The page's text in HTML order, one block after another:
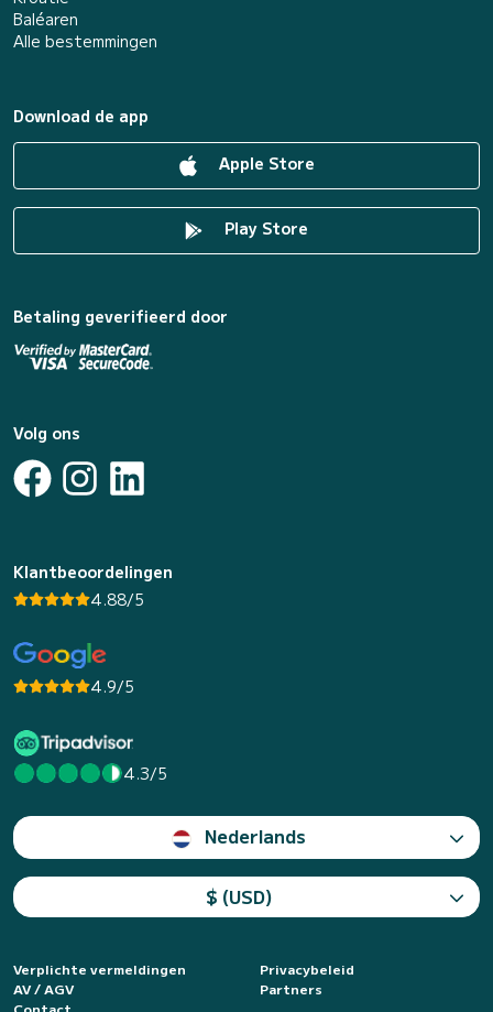
Baléaren
Alle bestemmingen
Download de app
Apple Store
Play Store
Betaling geverifieerd door
Volg ons
Klantbeoordelingen
4.88/5
4.9/5
4.3/5
Nederlands
$ (USD)
Verplichte vermeldingen
Privacybeleid
AV / AGV
Partners
Contact